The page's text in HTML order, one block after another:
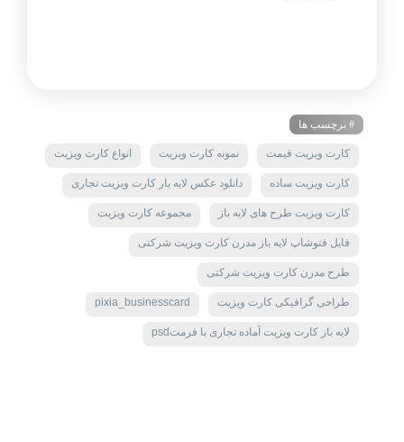
# برچسب ها
کارت ویزیت قیمت نمونه کارت ویزیت انواع کارت ویزیت
کارت ویزیت ساده دانلود عکس لایه بار کارت ویزیت تجاری
کارت ویزیت طرح های لایه باز مجموعه کارت ویزیت
فایل فتوشاپ لایه باز مدرن کارت ویزیت شرکتی
طرح مدرن کارت ویزیت شرکتی
طراحی گرافیکی کارت ویزیت pixia_businesscard
لایه باز کارت ویزیت آماده تجاری با فرمتpsd